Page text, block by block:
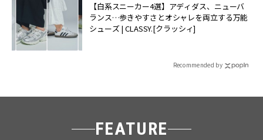
【白系スニーカー4選】アディダス、ニューバ
ランス…歩きやすさとオシャレを両立する万能
シューズ | CLASSY.[クラッシィ]
Recommended by
FEATURE